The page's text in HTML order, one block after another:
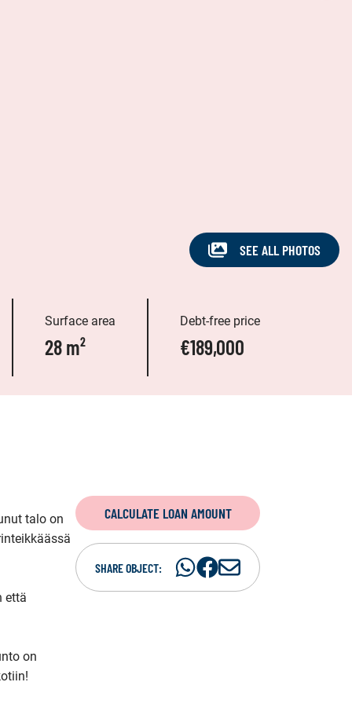
SEE ALL PHOTOS
Surface area
28 m²
Debt-free price
€189,000
talo on
että
on
CALCULATE LOAN AMOUNT
SHARE OBJECT:
ShareShare
S